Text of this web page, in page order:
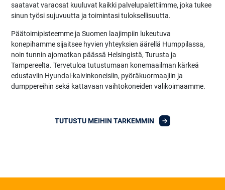
saatavat varaosat kuuluvat kaikki palvelupalettiimme, joka tukee
sinun työsi sujuvuutta ja toimintasi tuloksellisuutta.
Päätoimipisteemme ja Suomen laajimpiin lukeutuva
konepihamme sijaitsee hyvien yhteyksien äärellä Humppilassa,
noin tunnin ajomatkan päässä Helsingistä, Turusta ja
Tampereelta. Tervetuloa tutustumaan konemaailman kärkeä
edustaviin Hyundai-kaivinkoneisiin, pyöräkuormaajiin ja
dumppereihin sekä kattavaan vaihtokoneiden valikoimaamme.
TUTUSTU MEIHIN TARKEMMIN